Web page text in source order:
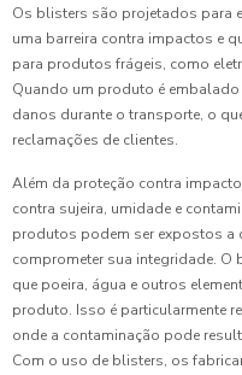
Os blisters são projetados para
uma barreira contra impactos e
para produtos frágeis, como
Quando um produto é embalado
danos durante o transporte, o
reclamações de clientes.
Além da proteção contra
contra sujeira, umidade e
produtos podem ser expostos a
comprometer sua integridade. O
que poeira, água e outros
produto. Isso é particularmente
onde a contaminação pode
Com o uso de blisters, os